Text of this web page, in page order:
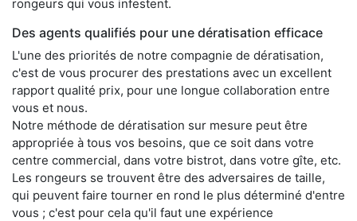
rongeurs qui vous infestent.
Des agents qualifiés pour une dératisation efficace
L'une des priorités de notre compagnie de dératisation,
c'est de vous procurer des prestations avec un excellent
rapport qualité prix, pour une longue collaboration entre
vous et nous.
Notre méthode de dératisation sur mesure peut être
appropriée à tous vos besoins, que ce soit dans votre
centre commercial, dans votre bistrot, dans votre gîte, etc.
Les rongeurs se trouvent être des adversaires de taille,
qui peuvent faire tourner en rond le plus déterminé d'entre
vous ; c'est pour cela qu'il faut une expérience